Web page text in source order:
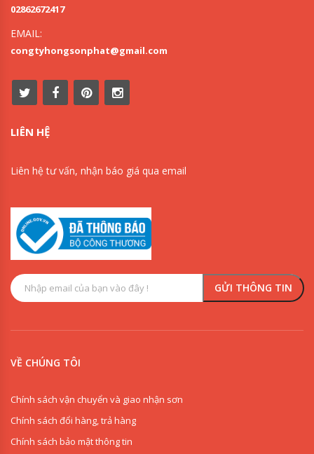
02862672417
EMAIL:
congtyhongsonphat@gmail.com
LIÊN HỆ
Liên hệ tư vấn, nhận báo giá qua email
VỀ CHÚNG TÔI
Chính sách vận chuyển và giao nhận sơn
Chính sách đổi hàng, trả hàng
Chính sách bảo mật thông tin